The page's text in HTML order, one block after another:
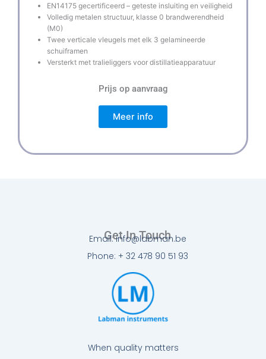
EN14175 gecertificeerd – geteste insluiting en veiligheid
Volledig metalen structuur, klasse 0 brandwerendheid
(M0)
Twee verticale vleugels met elk 3 gelamineerde
schuiframen
Versterkt met tralieliggers voor distillatieapparatuur
Prijs op aanvraag
Meer info
When quality matters
Get In Touch
Email: info@labman.be
Phone: + 32 478 90 51 93